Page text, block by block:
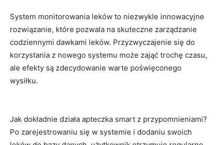
System monitorowania leków to niezwykle innowacyjne‌
rozwiązanie, które pozwala na skuteczne⁤ zarządzanie
codziennymi dawkami leków. Przyzwyczajenie ⁤się do ​
korzystania z ​nowego systemu może ⁢zająć ‍trochę czasu,
‌ale efekty⁤ są zdecydowanie warte poświęconego⁣
wysiłku.
Jak dokładnie​ działa ‌apteczka smart‌ z przypomnieniami?​
Po⁤ zarejestrowaniu⁤ się⁣ w ​systemie⁤ i ‍dodaniu‌ swoich